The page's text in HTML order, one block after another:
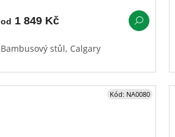
od 1 849 Kč
Bambusový stůl, Calgary
Kód: NA0080